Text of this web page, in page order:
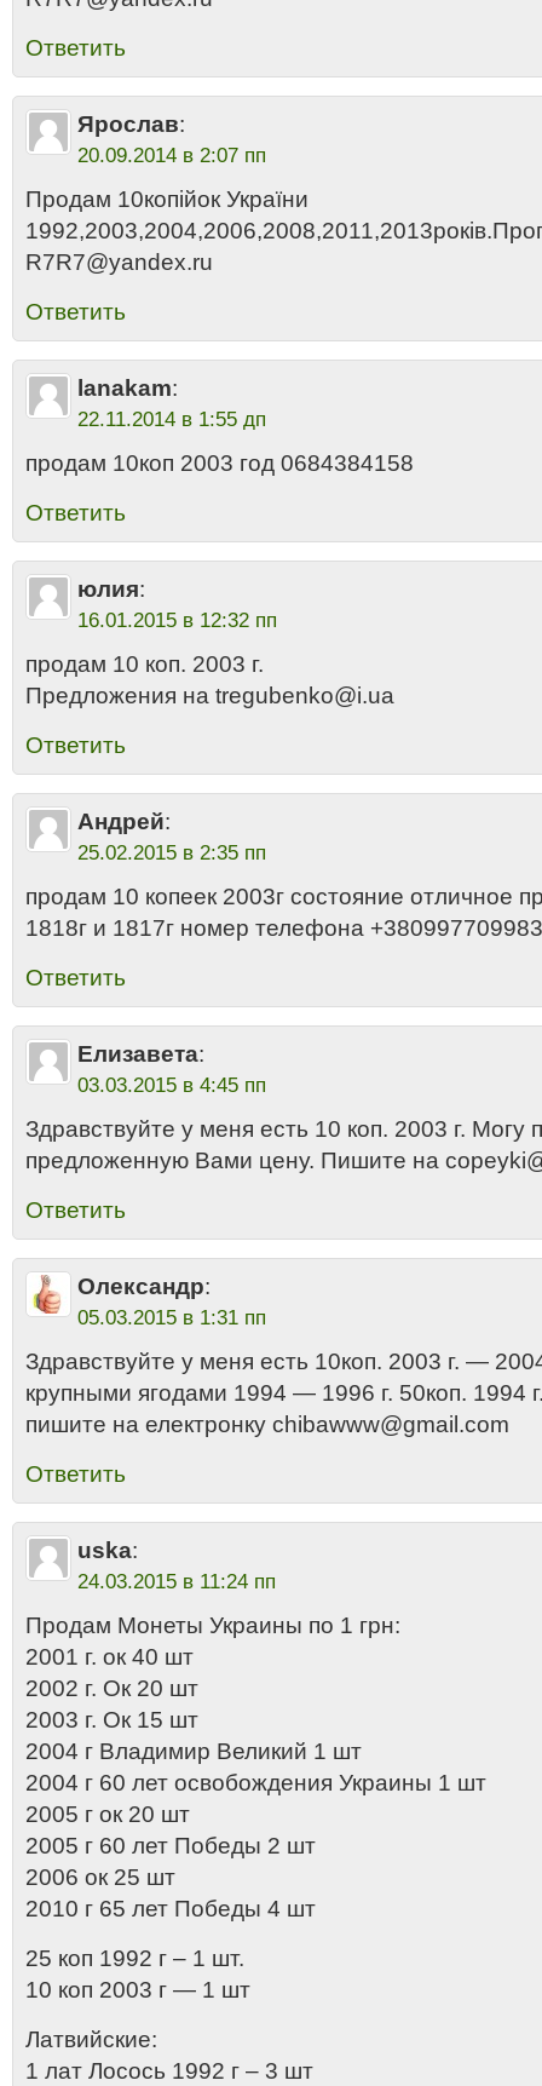
Ответить
Ярослав:
20.09.2014 в 2:07 пп
Продам 10копійок України
R7R7@yandex.ru
Ответить
lanakam:
22.11.2014 в 1:55 дп
продам 10коп 2003 год 0684384158
Ответить
юлия:
16.01.2015 в 12:32 пп
продам 10 коп. 2003 г.
Предложения на tregubenko@i.ua
Ответить
Андрей:
25.02.2015 в 2:35 пп
продам 10 копеек 2003г состояние отличное
1818г и 1817г номер телефона +380997709983
Ответить
Елизавета:
03.03.2015 в 4:45 пп
Здравствуйте у меня есть 10 коп. 2003 г. Могу
предложенную Вами цену. Пишите на
Ответить
Олександр:
05.03.2015 в 1:31 пп
Здравствуйте у меня есть 10коп. 2003 г. —
крупными ягодами 1994 — 1996 г. 50коп. 1994
пишите на електронку chibawww@gmail.com
Ответить
uska:
24.03.2015 в 11:24 пп
Продам Монеты Украины по 1 грн:
2001 г. ок 40 шт
2002 г. Ок 20 шт
2003 г. Ок 15 шт
2004 г Владимир Великий 1 шт
2004 г 60 лет освобождения Украины 1 шт
2005 г ок 20 шт
2005 г 60 лет Победы 2 шт
2006 ок 25 шт
2010 г 65 лет Победы 4 шт
25 коп 1992 г – 1 шт.
10 коп 2003 г — 1 шт
Латвийские:
1 лат Лосось 1992 г – 3 шт